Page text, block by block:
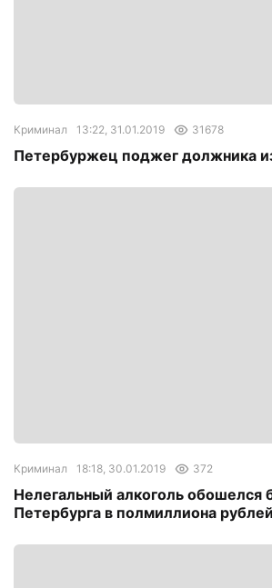
Криминал 13:22, 31.01.2019 31678
Петербуржец поджег должника
Криминал 18:18, 30.01.2019 372
Нелегальный алкоголь обошелся
Петербурга в полмиллиона рублей